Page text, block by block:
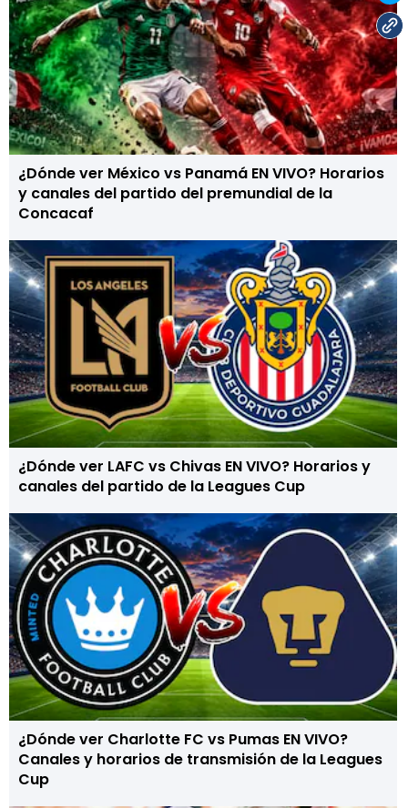
¿Dónde ver México vs Panamá EN VIVO? Horarios
y canales del partido del premundial de la
Concacaf
¿Dónde ver LAFC vs Chivas EN VIVO? Horarios y
canales del partido de la Leagues Cup
¿Dónde ver Charlotte FC vs Pumas EN VIVO?
Canales y horarios de transmisión de la Leagues
Cup